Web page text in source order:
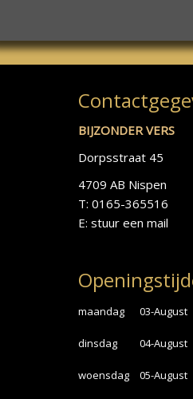
BIJZONDER VERS
Dorpsstraat 45
4709 AB Nispen
T: 0165-365516
E: stuur een mail
maandag 03-August
dinsdag
04-August
woensdag
05-August